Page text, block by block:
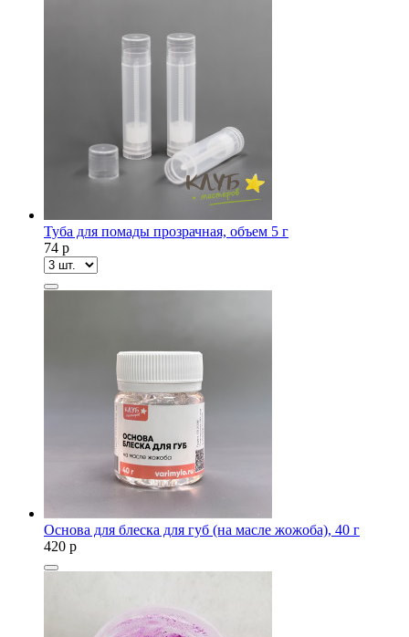
Туба для помады прозрачная, объем 5 г
74 p
Основа для блеска для губ (на масле жожоба), 40 г
420 p